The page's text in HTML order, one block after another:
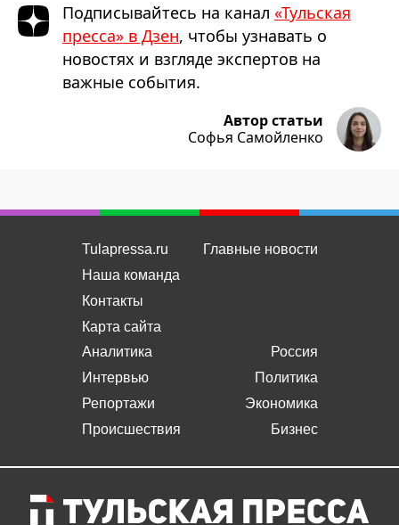
Подписывайтесь на канал «Тульская
пресса» в Дзен, чтобы узнавать о
новостях и взгляде экспертов на
важные события.
Автор статьи
Софья Самойленко
Tulapressa.ru
Наша команда
Контакты
Карта сайта
Главные новости
Аналитика
Интервью
Репортажи
Происшествия
Россия
Политика
Экономика
Бизнес